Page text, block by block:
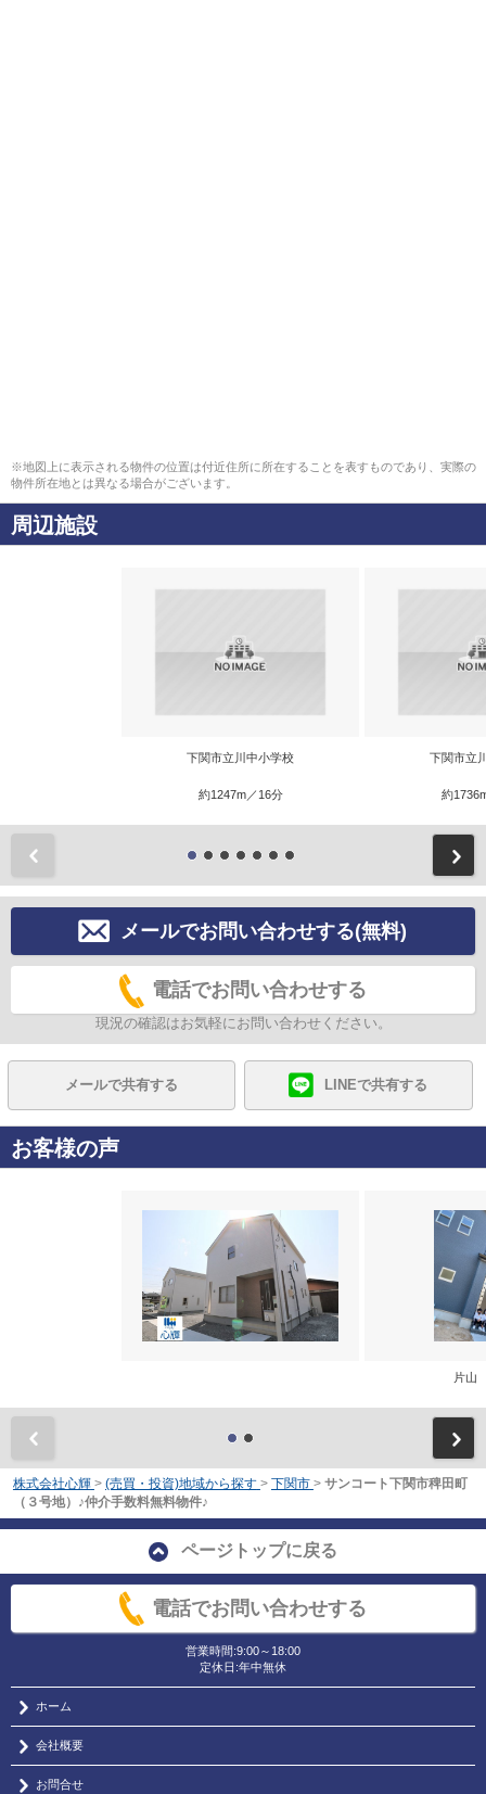
※地図上に表示される物件の位置は付近住所に所在することを表すものであり、実際の
物件所在地とは異なる場合がございます。
周辺施設
下関市立川中小学校
約1247m／16分
下関市立
約
メールでお問い合わせする(無料)
電話でお問い合わせする
現況の確認はお気軽にお問い合わせください。
メールで共有する LINEで共有する
お客様の声
片山
株式会社心輝 > (売買・投資)地域から探す > 下関市 > サンコート下関市稗田町
（３号地）♪仲介手数料無料物件♪
ページトップに戻る
電話でお問い合わせする
営業時間:9:00～18:00
定休日:年中無休
ホーム
会社概要
お問合せ